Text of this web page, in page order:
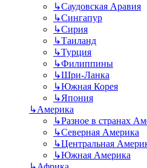
↳Саудовская Аравия
↳Сингапур
↳Сирия
↳Таиланд
↳Турция
↳Филиппины
↳Шри-Ланка
↳Южная Корея
↳Япония
↳Америка
↳Разное в странах
↳Северная Америка
↳Центральная
↳Южная Америка